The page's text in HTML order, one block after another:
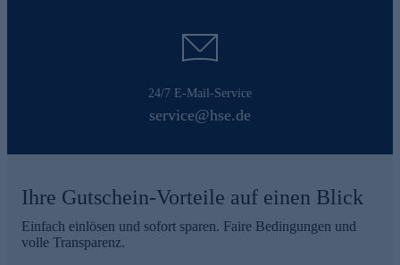
24/7 E-Mail-Service
service@hse.de
Ihre Gutschein-Vorteile auf einen Blick
Einfach einlösen und sofort sparen. Faire Bedingungen und
volle Transparenz.